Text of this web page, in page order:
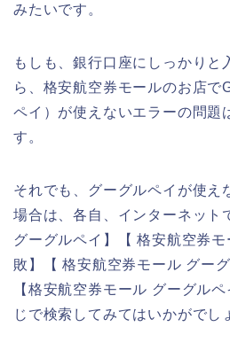
みたいです。
もしも、銀行口座にしっかりと
ら、格安航空券モールのお店
ペイ）が使えないエラーの問題
す。
それでも、グーグルペイが使え
場合は、各自、インターネット
グーグルペイ】【 格安航空券
敗】【 格安航空券モール グー
【格安航空券モール グーグル
じで検索してみてはいかがでし